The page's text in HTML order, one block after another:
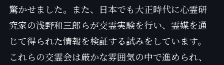
驚かせました。また、日本でも大正時代に心霊研
究家の浅野和三郎らが交霊実験を行い、霊媒を通
じて得られた情報を検証する試みをしています。
これらの交霊会は厳かな雰囲気の中で進められ、